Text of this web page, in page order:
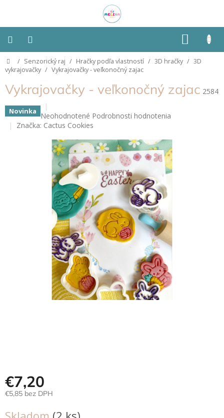
KOŠÍK
Montessori
Detská
izba
Senzorické
pomôcky
Prihlásenie
Domov
/ Senzorický raj / Hračky podľa vlastností / 3D hračky / 3D
vykrajovačky / Vykrajovačky - veľkonočný zajac
Vykrajovačky - veľkonočný zajac 2584
Novinka Priemerné
hodnotenie
hviezdičiek.
Neohodnotené Podrobnosti hodnotenia
Značka: Cactus Cookies
€7,20
€5,85 bez DPH